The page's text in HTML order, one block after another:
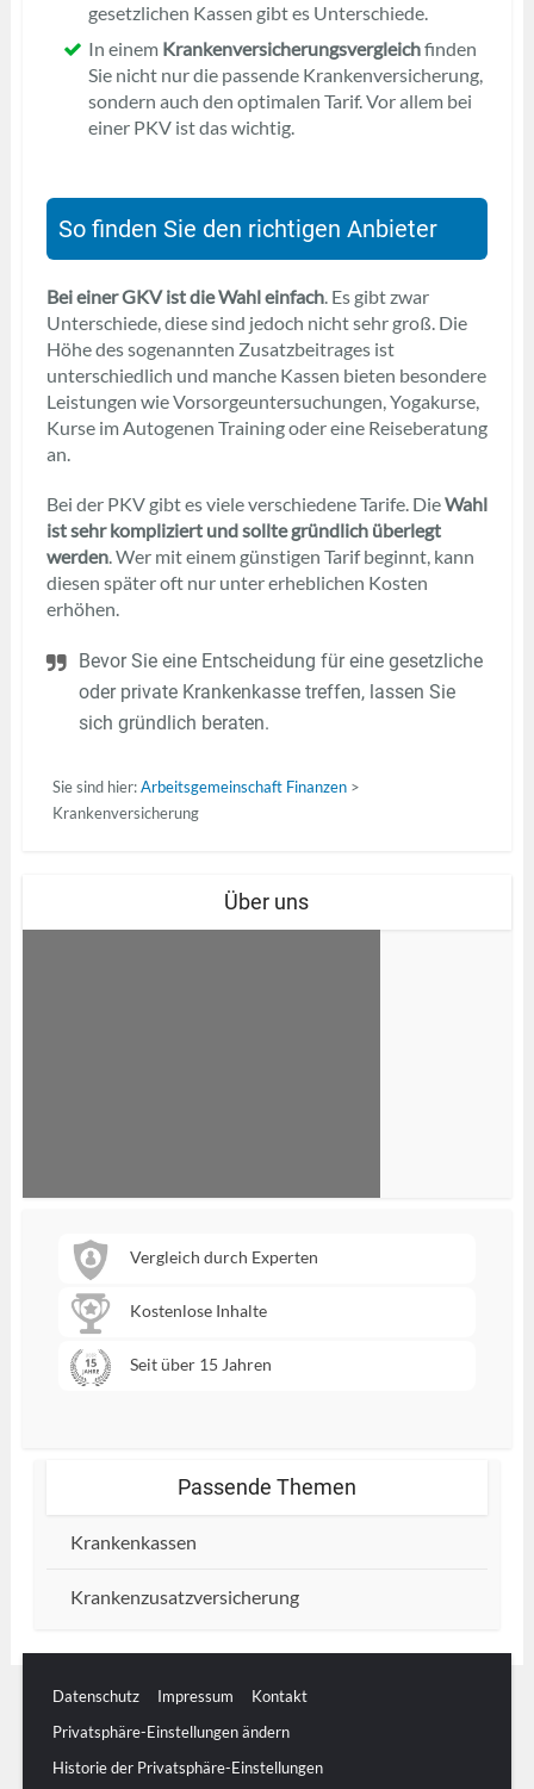
gesetzlichen Kassen gibt es Unterschiede.
In einem Krankenversicherungsvergleichfinden
Sie nicht nur die passende Krankenversicherung,
sondern auch den optimalen Tarif. Vor allem bei
einer PKV ist das wichtig.
So finden Sie den richtigen Anbieter
Bei einer GKV ist die Wahl einfach. Es gibt zwar
Unterschiede, diese sind jedoch nicht sehr groß. Die
Höhe des sogenannten Zusatzbeitrages ist
unterschiedlich und manche Kassen bieten besondere
Leistungen wie Vorsorgeuntersuchungen, Yogakurse,
Kurse im Autogenen Training oder eine Reiseberatung
an.
Bei der PKV gibt es viele verschiedene Tarife. DieWahl
ist sehr kompliziert und sollte gründlich überlegt
werden. Wer mit einem günstigen Tarif beginnt, kann
diesen später oft nur unter erheblichen Kosten
erhöhen.
Bevor Sie eine Entscheidung für eine gesetzliche
oder private Krankenkasse treffen, lassen Sie
sich gründlich beraten.
Sie sind hier: Arbeitsgemeinschaft Finanzen>
Krankenversicherung
Über uns
Vergleich durch Experten
Kostenlose Inhalte
Seit über 15 Jahren
Passende Themen
Krankenkassen
Krankenzusatzversicherung
Datenschutz Impressum
Kontakt
Privatsphäre-Einstellungen ändern
Historie der Privatsphäre-Einstellungen